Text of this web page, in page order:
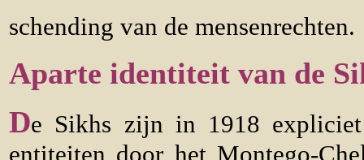
schending van de mensenrechten.
Aparte identiteit van de
De Sikhs zijn in 1918
entiteiten door het Montego-